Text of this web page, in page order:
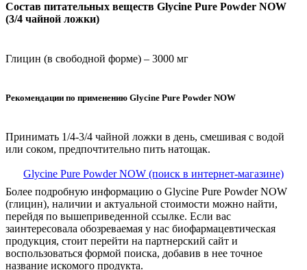
Состав питательных веществ Glycine Pure Powder NOW
(3/4 чайной ложки)
Глицин (в свободной форме) – 3000 мг
Рекомендации по применению Glycine Pure Powder NOW
Принимать 1/4-3/4 чайной ложки в день, смешивая с водой
или соком, предпочтительно пить натощак.
Glycine Pure Powder NOW (поиск в интернет-магазине)
Более подробную информацию о Glycine Pure Powder NOW
(глицин), наличии и актуальной стоимости можно найти,
перейдя по вышеприведенной ссылке. Если вас
заинтересовала обозреваемая у нас биофармацевтическая
продукция, стоит перейти на партнерский сайт и
воспользоваться формой поиска, добавив в нее точное
название искомого продукта.